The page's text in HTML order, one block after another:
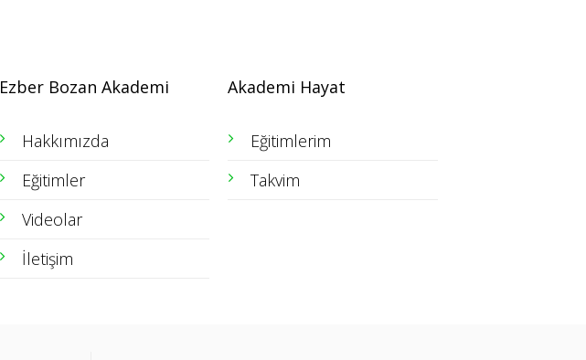
Ezber Bozan Akademi
Hakkımızda
Eğitimler
Videolar
İletişim
Akademi Hayat
Eğitimlerim
Takvim